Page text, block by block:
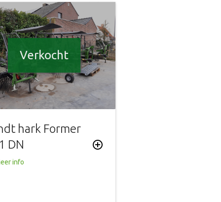
Verkocht
hark Former
DN
add_circle_outline
info